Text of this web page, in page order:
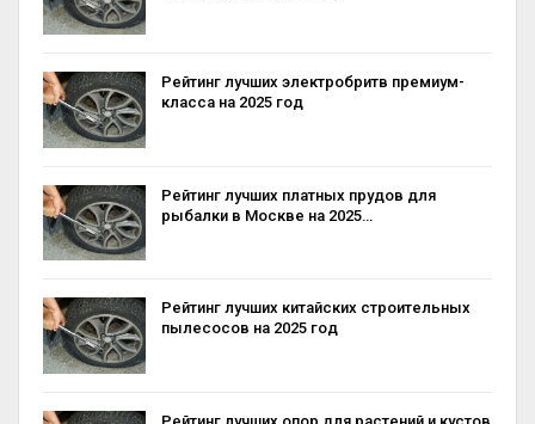
Рейтинг лучших электробритв премиум-
класса на 2025 год
Рейтинг лучших платных прудов для
рыбалки в Москве на 2025…
Рейтинг лучших китайских строительных
пылесосов на 2025 год